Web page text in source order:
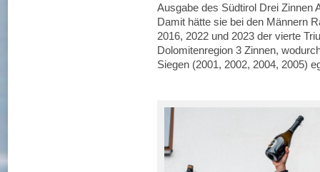
Ausgabe des Südtirol Drei Zinnen
Damit hätte sie bei den Männern
2016, 2022 und 2023 der vierte
Dolomitenregion 3 Zinnen,
Siegen (2001, 2002, 2004, 2005)